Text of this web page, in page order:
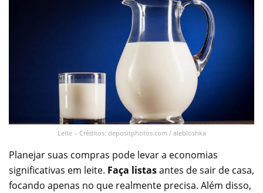
Leite – Créditos: depositphotos.com / alebloshka
Planejar suas compras pode levar a economias
significativas em leite. Faça listasantes de sair de casa,
focando apenas no que realmente precisa. Além disso,